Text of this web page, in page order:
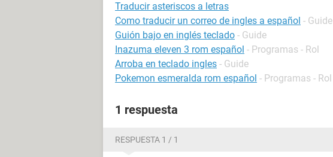
Traducir asteriscos a letras
Como traducir un correo de ingles a español - Guide
Guión bajo en inglés teclado - Guide
Inazuma eleven 3 rom español - Programas - Rol
Arroba en teclado ingles - Guide
Pokemon esmeralda rom español - Programas - Rol
1 respuesta
RESPUESTA 1 / 1